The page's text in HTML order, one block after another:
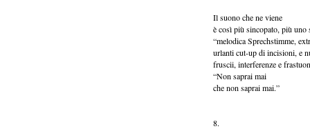
Il suono che ne viene
è così più sincopato, più uno
“melodica Sprechstimme,
urlanti cut-up di incisioni, e
fruscii, interferenze e
“Non saprai mai
che non saprai mai.”
8.